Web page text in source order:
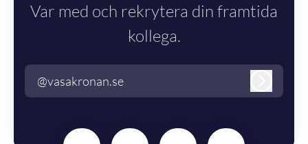
Var med och rekrytera din framtida
kollega.
@vasakronan.se